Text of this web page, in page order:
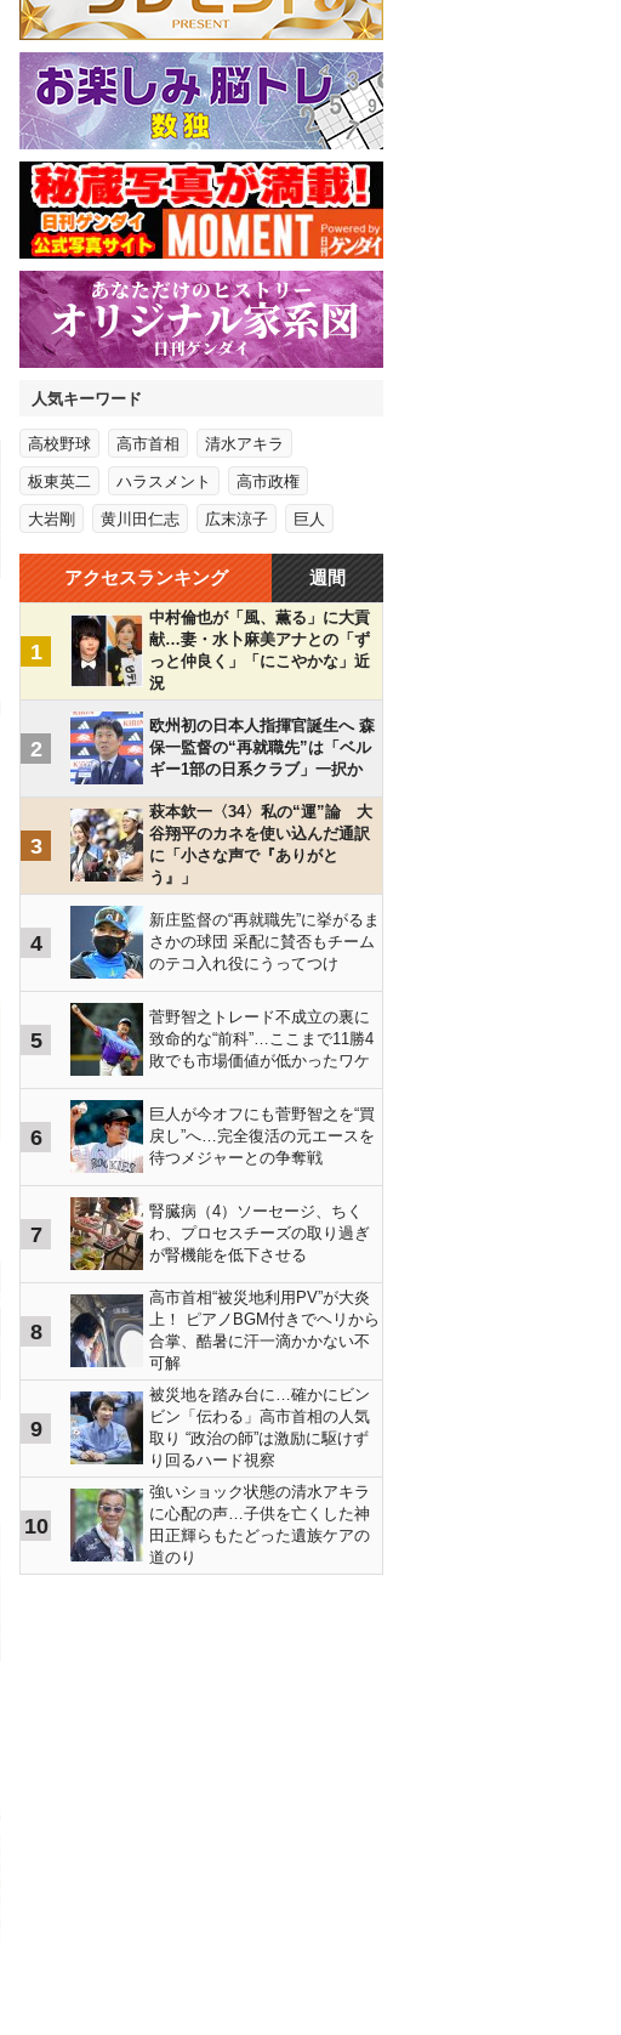
人気キーワード
高校野球 高市首相 清水アキラ
板東英二 ハラスメント 高市政権
大岩剛 黄川田仁志 広末涼子 巨人
アクセスランキング 週間
1
中村倫也が「風、薫る」に大貢
献…妻・水卜麻美アナとの「ず
っと仲良く」「にこやかな」近
況
2
欧州初の日本人指揮官誕生へ 森
保一監督の“再就職先”は「ベル
ギー1部の日系クラブ」一択か
3
萩本欽一〈34〉私の“運”論 大
谷翔平のカネを使い込んだ通訳
に「小さな声で『ありがと
う』」
4
新庄監督の“再就職先”に挙がるま
さかの球団 采配に賛否もチーム
のテコ入れ役にうってつけ
5
菅野智之トレード不成立の裏に
致命的な“前科”…ここまで11勝4
敗でも市場価値が低かったワケ
6
巨人が今オフにも菅野智之を“買
戻し”へ…完全復活の元エースを
待つメジャーとの争奪戦
7
腎臓病（4）ソーセージ、ちく
わ、プロセスチーズの取り過ぎ
が腎機能を低下させる
8
高市首相“被災地利用PV”が大炎
上！ ピアノBGM付きでヘリから
合掌、酷暑に汗一滴かかない不
可解
9
被災地を踏み台に…確かにビン
ビン「伝わる」高市首相の人気
取り “政治の師”は激励に駆けず
り回るハード視察
10
強いショック状態の清水アキラ
に心配の声…子供を亡くした神
田正輝らもたどった遺族ケアの
道のり